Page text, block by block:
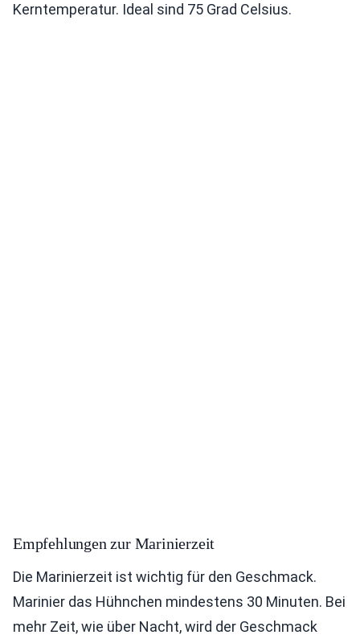
Kerntemperatur. Ideal sind 75 Grad Celsius.
Empfehlungen zur Marinierzeit
Die Marinierzeit ist wichtig für den Geschmack.
Marinier das Hühnchen mindestens 30 Minuten. Bei
mehr Zeit, wie über Nacht, wird der Geschmack